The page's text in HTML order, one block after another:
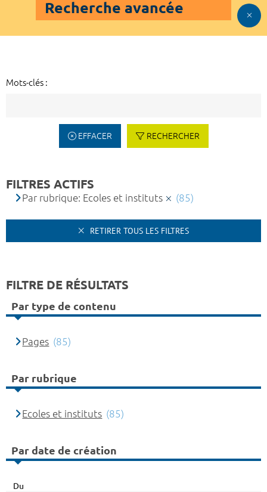
Recherche avancée
Mots-clés :
EFFACER RECHERCHER
FILTRES ACTIFS
Par rubrique: Ecoles et instituts (85)
RETIRER TOUS LES FILTRES
FILTRE DE RÉSULTATS
Par type de contenu
Pages (85)
Par rubrique
Ecoles et instituts (85)
Par date de création
Du